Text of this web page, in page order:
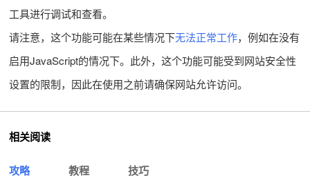
工具进行调试和查看。
请注意，这个功能可能在某些情况下无法正常工作，例如在没有
启用JavaScript的情况下。此外，这个功能可能受到网站安全性
设置的限制，因此在使用之前请确保网站允许访问。
相关阅读
攻略 教程 技巧